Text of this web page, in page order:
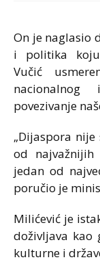
On je naglasio
i politika koju
Vučić
povezivanje
„Dijaspora
od najvažnijih
jedan od
poručio je
Milićević je
doživljava kao
kulturne i